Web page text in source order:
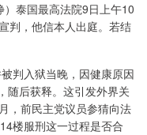
泰国最高法院9日上午10
判，他信本人出庭。若结
判入狱当晚，因健康原因
随后获释。这引发外界关
，前民主党议员参猜向法
楼服刑这一过程是否合